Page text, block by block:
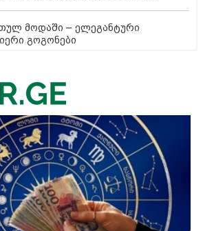
მოდაში – ელეგანტური
გოგონები